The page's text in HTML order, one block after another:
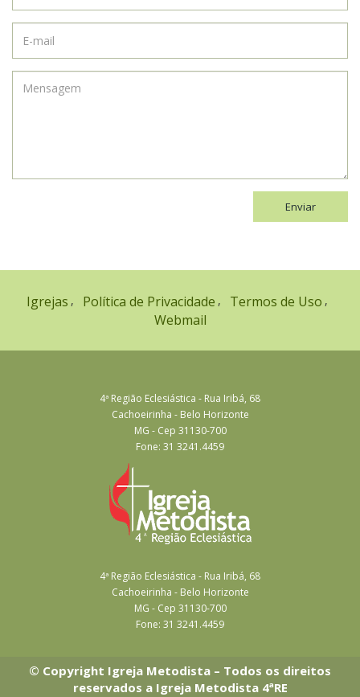
Enviar
Igrejas Política de Privacidade
Termos de Uso
Webmail
4ª Região Eclesiástica - Rua Iribá, 68
Cachoeirinha - Belo Horizonte
MG - Cep 31130-700
Fone: 31 3241.4459
4ª Região Eclesiástica - Rua Iribá, 68
Cachoeirinha - Belo Horizonte
MG - Cep 31130-700
Fone: 31 3241.4459
© Copyright Igreja Metodista – Todos os direitos
reservados a Igreja Metodista 4ªRE